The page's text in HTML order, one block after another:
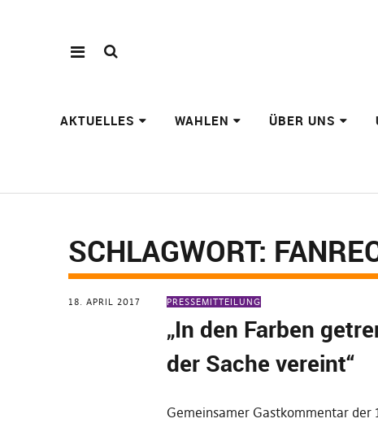
AKTUELLES WAHLEN ÜBER UNS
SCHLAGWORT:
18. APRIL 2017 PRESSEMITTEILUNG
„In den Farben
der Sache vereint“
Gemeinsamer Gastkommentar der